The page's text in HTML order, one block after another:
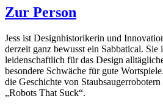
Zur Person
Jess ist Designhistorikerin und
derzeit ganz bewusst ein Sabbatical. Sie
leidenschaftlich für das Design
besondere Schwäche für gute
die Geschichte von
„Robots That Suck“.